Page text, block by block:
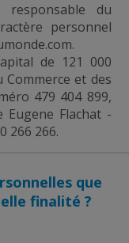
responsable du
personnel
de 121 000
et des
479 404 899,
Eugene Flachat-
266 266.
que
finalité ?